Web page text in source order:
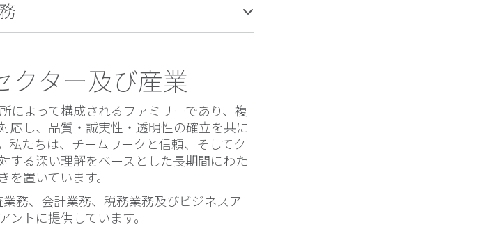
クター及び産業
によって構成されるファミリーであり、複
応し、品質・誠実性・透明性の確立を共に
私たちは、チームワークと信頼、そしてク
する深い理解をベースとした長期間にわた
置いています。
務、会計業務、税務業務及びビジネスア
ントに提供しています。